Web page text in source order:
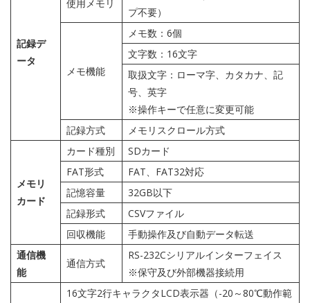
記録デ
ータ
使用メモリ
プ不要）
メモ機能
メモ数：6個
文字数：16文字
取扱文字：ローマ字、カタカナ、記
号、英字
※操作キーで任意に変更可能
記録方式
メモリスクロール方式
メモリ
カード
カード種別
SDカード
FAT形式
FAT、FAT32対応
記憶容量
32GB以下
記録形式
CSVファイル
回収機能
手動操作及び自動データ転送
通信機
能
通信方式
RS-232Cシリアルインターフェイス
※保守及び外部機器接続用
16文字2行キャラクタLCD表示器（-20～80℃動作範